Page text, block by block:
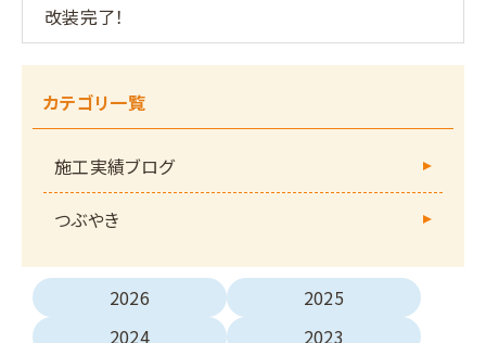
改装完了！
カテゴリ一覧
施工実績ブログ
つぶやき
2026
2025
2024
2023